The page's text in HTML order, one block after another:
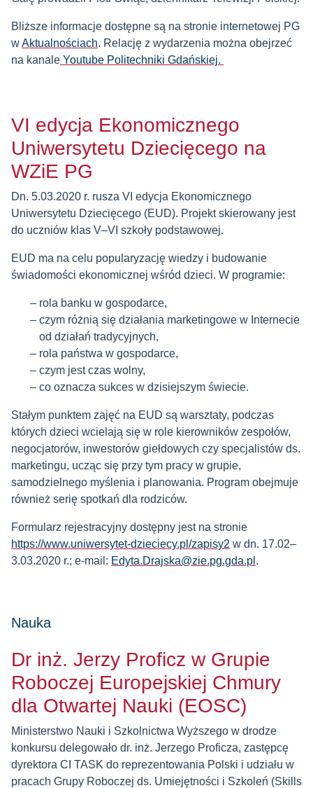
Bliższe informacje dostępne są na stronie internetowej PG
wAktualnościach. Relację z wydarzenia można obejrzeć
na kanale Youtube Politechniki Gdańskiej.
VI edycja Ekonomicznego
Uniwersytetu Dziecięcego na
WZiE PG
Dn. 5.03.2020 r. rusza VI edycja Ekonomicznego
Uniwersytetu Dziecięcego (EUD). Projekt skierowany jest
do uczniów klas V–VI szkoły podstawowej.
EUD ma na celu popularyzację wiedzy i budowanie
świadomości ekonomicznej wśród dzieci. W programie:
rola banku w gospodarce,
czym różnią się działania marketingowe w Internecie
od działań tradycyjnych,
rola państwa w gospodarce,
czym jest czas wolny,
co oznacza sukces w dzisiejszym świecie.
Stałym punktem zajęć na EUD są warsztaty, podczas
których dzieci wcielają się w role kierowników zespołów,
negocjatorów, inwestorów giełdowych czy specjalistów ds.
marketingu, ucząc się przy tym pracy w grupie,
samodzielnego myślenia i planowania. Program obejmuje
również serię spotkań dla rodziców.
Formularz rejestracyjny dostępny jest na stronie
https://www.uniwersytet-dzieciecy.pl/zapisy2 w dn. 17.02–
3.03.2020 r.; e-mail: Edyta.Drajska@zie.pg.gda.pl .
Nauka
Dr inż. Jerzy Proficz w Grupie
Roboczej Europejskiej Chmury
dla Otwartej Nauki (EOSC)
Ministerstwo Nauki i Szkolnictwa Wyższego w drodze
konkursu delegowało dr. inż. Jerzego Proficza, zastępcę
dyrektora CI TASK do reprezentowania Polski i udziału w
pracach Grupy Roboczej ds. Umiejętności i Szkoleń (Skills